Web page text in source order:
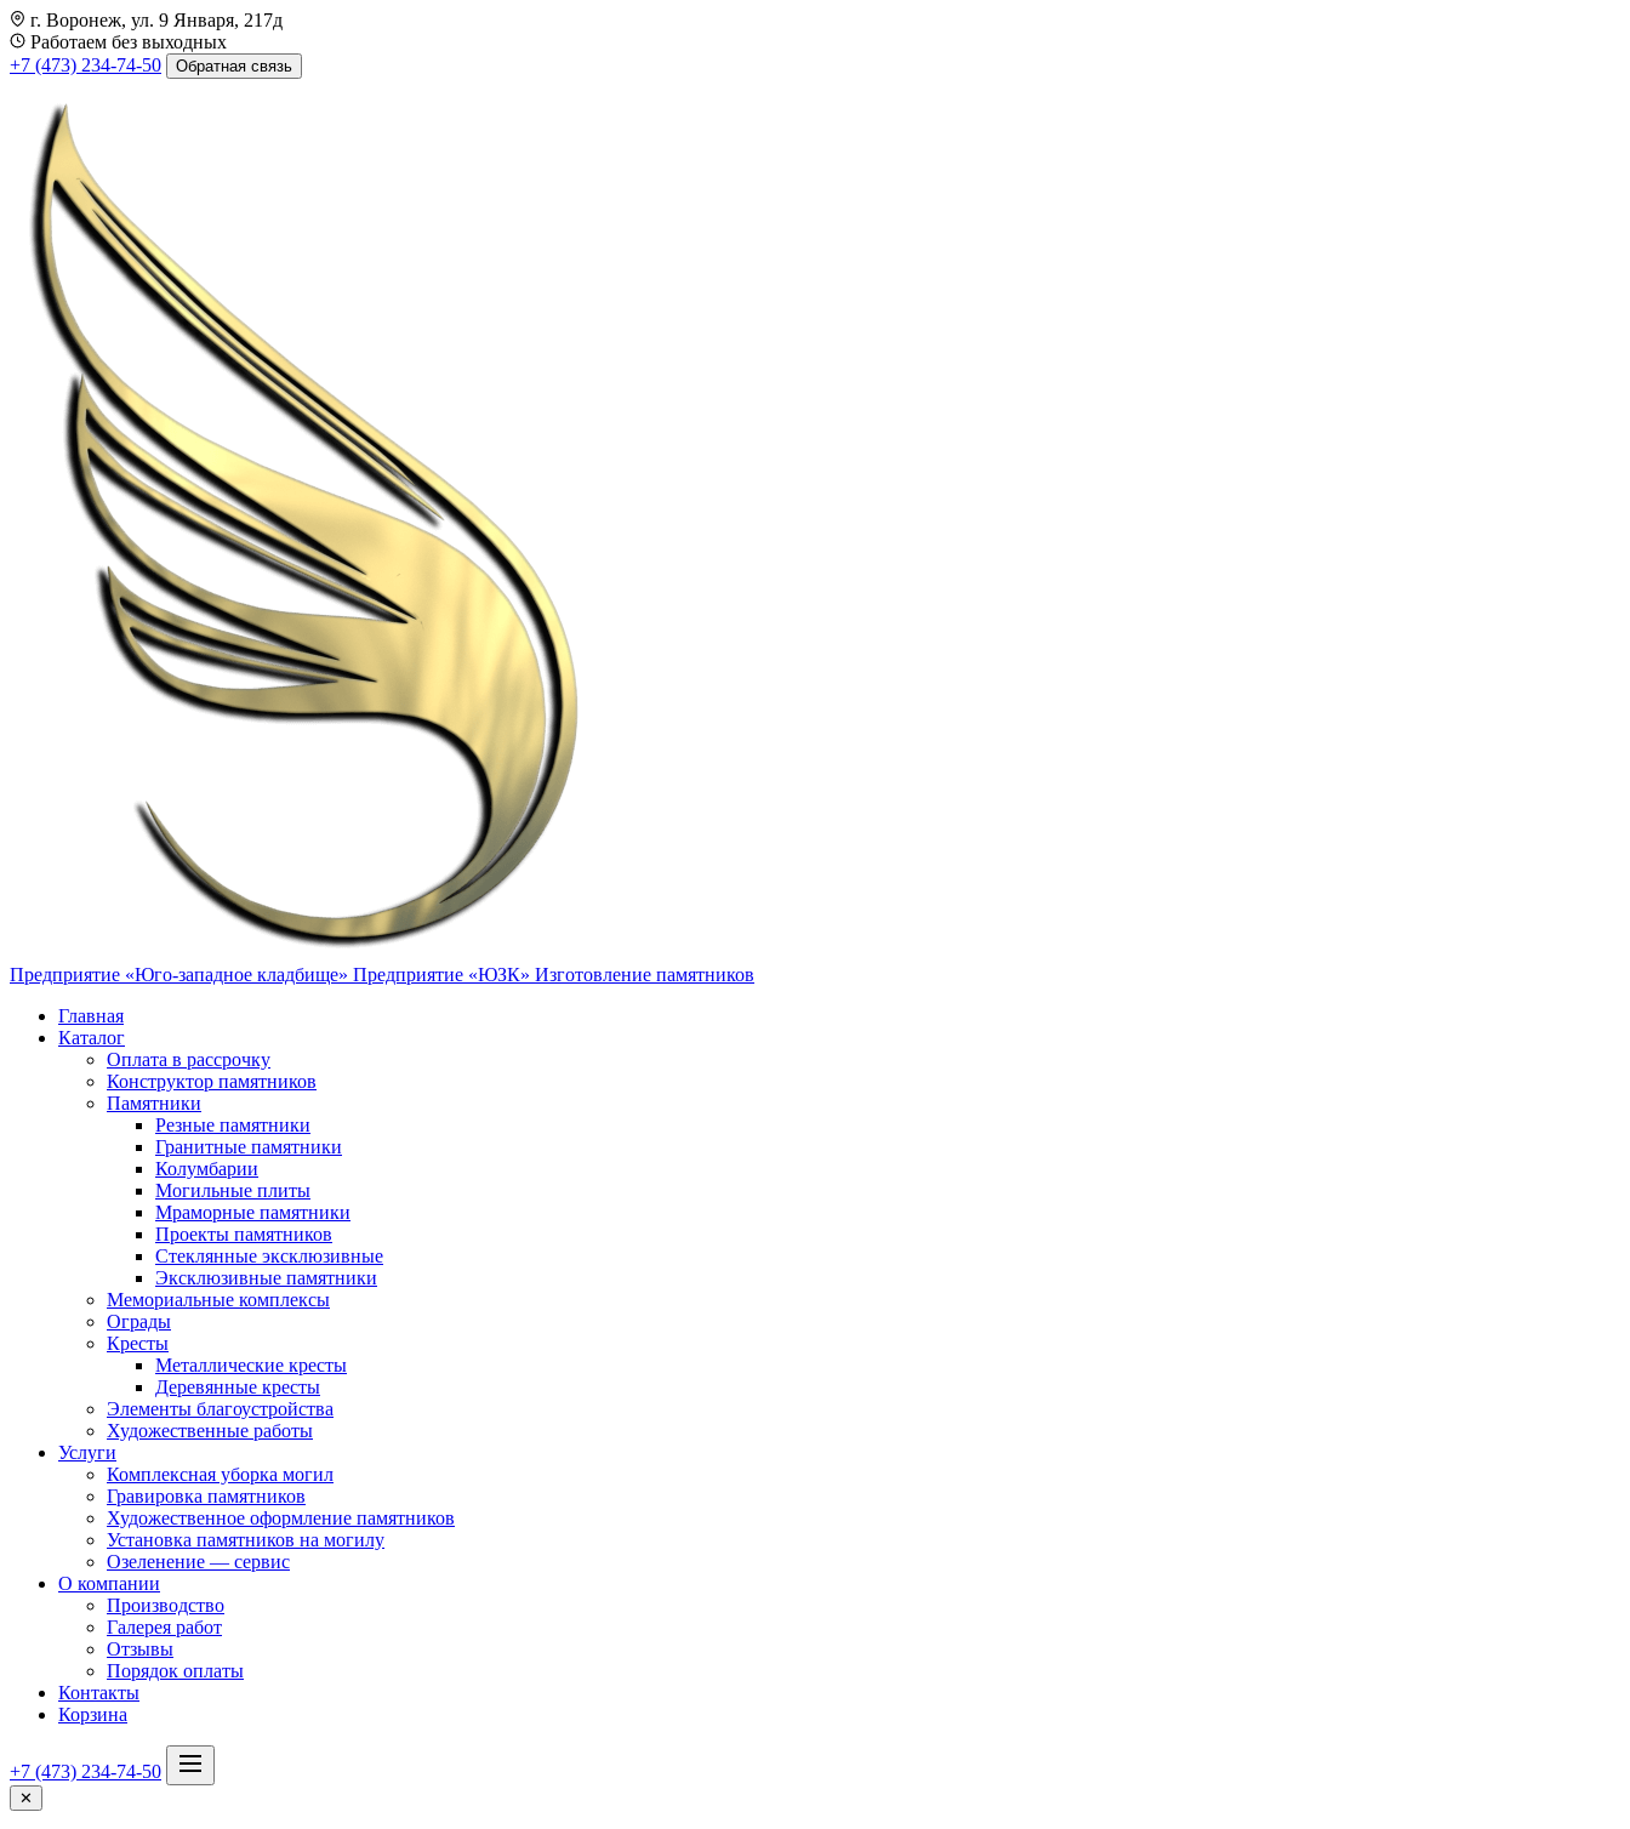
г. Воронеж, ул. 9 Января, 217д
Работаем без выходных
+7 (473) 234-74-50
Обратная связь
Предприятие «Юго-западное кладбище» Предприятие «ЮЗК» Изготовление памятников
Главная
Каталог
Оплата в рассрочку
Конструктор памятников
Памятники
Резные памятники
Гранитные памятники
Колумбарии
Могильные плиты
Мраморные памятники
Проекты памятников
Стеклянные эксклюзивные
Эксклюзивные памятники
Мемориальные комплексы
Ограды
Кресты
Металлические кресты
Деревянные кресты
Элементы благоустройства
Художественные работы
Услуги
Комплексная уборка могил
Гравировка памятников
Художественное оформление памятников
Установка памятников на могилу
Озеленение — сервис
О компании
Производство
Галерея работ
Отзывы
Порядок оплаты
Контакты
Корзина
+7 (473) 234-74-50
✕